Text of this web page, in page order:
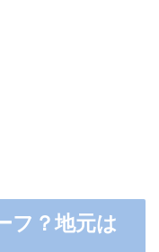
フ？地元は